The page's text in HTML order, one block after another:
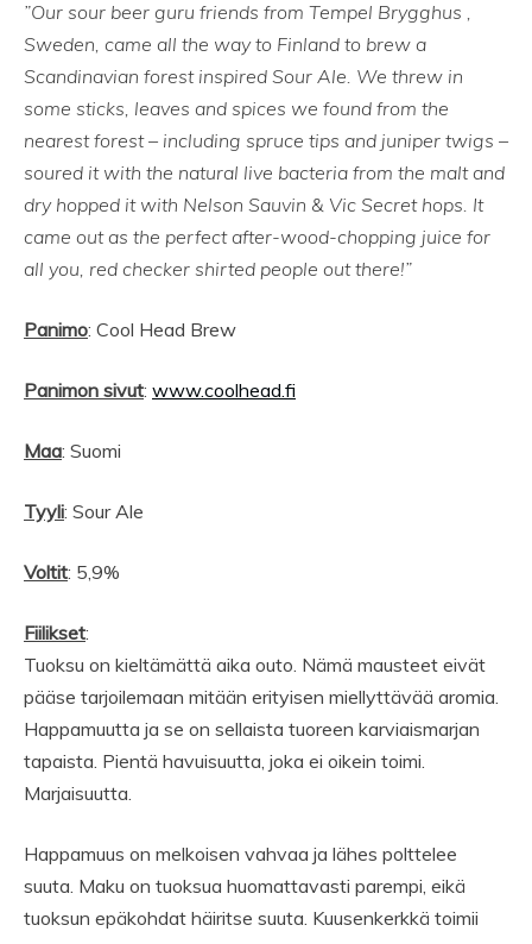
”Our sour beer guru friends from Tempel Brygghus ,
Sweden, came all the way to Finland to brew a
Scandinavian forest inspired Sour Ale. We threw in
some sticks, leaves and spices we found from the
nearest forest – including spruce tips and juniper twigs –
soured it with the natural live bacteria from the malt and
dry hopped it with Nelson Sauvin & Vic Secret hops. It
came out as the perfect after-wood-chopping juice for
all you, red checker shirted people out there!”
Panimo: Cool Head Brew
Panimon sivut: www.coolhead.fi
Maa: Suomi
Tyyli: Sour Ale
Voltit: 5,9%
Fiilikset:
Tuoksu on kieltämättä aika outo. Nämä mausteet eivät
pääse tarjoilemaan mitään erityisen miellyttävää aromia.
Happamuutta ja se on sellaista tuoreen karviaismarjan
tapaista. Pientä havuisuutta, joka ei oikein toimi.
Marjaisuutta.
Happamuus on melkoisen vahvaa ja lähes polttelee
suuta. Maku on tuoksua huomattavasti parempi, eikä
tuoksun epäkohdat häiritse suuta. Kuusenkerkkä toimii